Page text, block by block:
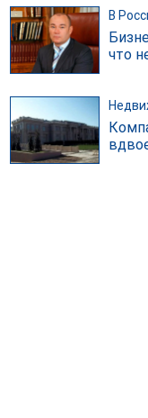
В
что